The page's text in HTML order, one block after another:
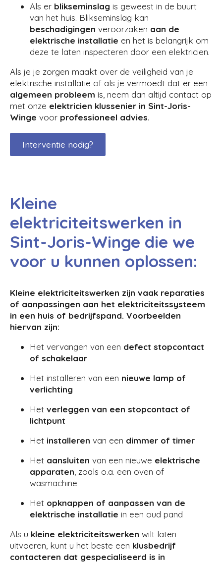
Als er blikseminslag is geweest in de buurt
van het huis. Blikseminslag kan
beschadigingen veroorzaken aan de
elektrische installatie en het is belangrijk om
deze te laten inspecteren door een elektricien.
Als je je zorgen maakt over de veiligheid van je
elektrische installatie of als je vermoedt dat er een
algemeen probleem is, neem dan altijd contact op
met onze elektricien klussenier in Sint-Joris-
Winge voor professioneel advies.
Interventie nodig?
Kleine
elektriciteitswerken in
Sint-Joris-Winge die we
voor u kunnen oplossen:
Kleine elektriciteitswerken zijn vaak reparaties
of aanpassingen aan het elektriciteitssysteem
in een huis of bedrijfspand. Voorbeelden
hiervan zijn:
Het vervangen van een defect stopcontact
of schakelaar
Het installeren van een nieuwe lamp of
verlichting
Het verleggen van een stopcontact of
lichtpunt
Het installeren van een dimmer of timer
Het aansluiten van een nieuwe elektrische
apparaten , zoals o.a. een oven of
wasmachine
Het opknappen of aanpassen van de
elektrische installatie in een oud pand
Als u kleine elektriciteitswerken wilt laten
uitvoeren, kunt u het beste een klusbedrijf
contacteren dat gespecialiseerd is in